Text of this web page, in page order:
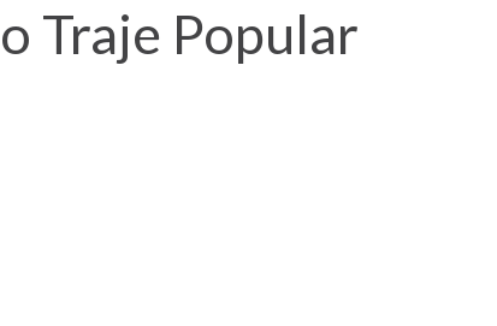
Traje Popular